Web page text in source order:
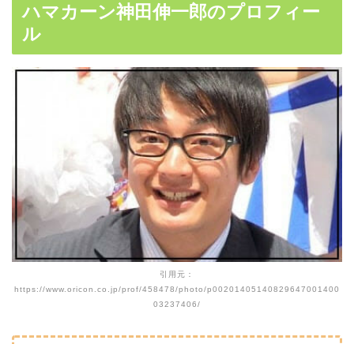
ハマカーン神田伸一郎のプロフィー
ル
引用元：
https://www.oricon.co.jp/prof/458478/photo/p00201405140829647001400
03237406/